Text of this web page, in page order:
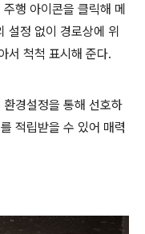
행 아이콘을 클릭해 메
설정 없이 경로상에 위
서 척척 표시해 준다.
경설정을 통해 선호하
적립받을 수 있어 매력